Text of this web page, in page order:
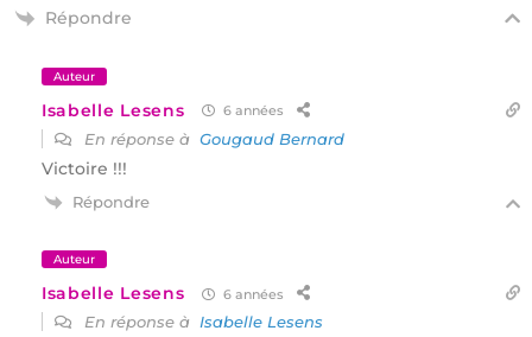
Répondre
Auteur
Isabelle Lesens 6 années
En réponse à Gougaud Bernard
Victoire !!!
Répondre
Auteur
Isabelle Lesens 6 années
En réponse à Isabelle Lesens